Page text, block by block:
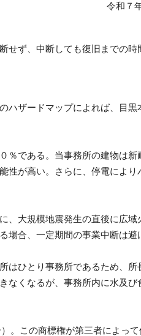
令和７
せず、中断しても復旧までの
ザードマップによれば、目
である。当事務所の建物は
が高い。さらに、停電によ
、大規模地震発生の直後に広
合、一定期間の事業中断は避
ひとり事務所であるため、
くなるが、事務所内に水及
。この商標権が第三者によっ